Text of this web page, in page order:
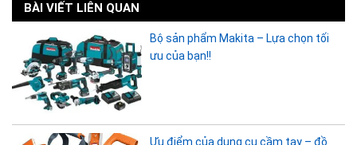
BÀI VIẾT LIÊN QUAN
Bộ sản phẩm Makita – Lựa chọn tối
ưu của bạn!!
Ưu điểm của dụng cụ cầm tay – đồ